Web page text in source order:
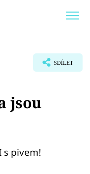
SDÍLET
jsou
s pivem!